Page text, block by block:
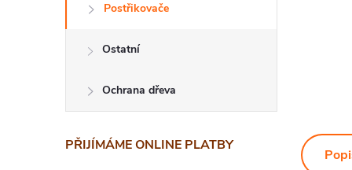
Postřikovače
Ostatní
Ochrana dřeva
PŘIJÍMÁME ONLINE PLATBY